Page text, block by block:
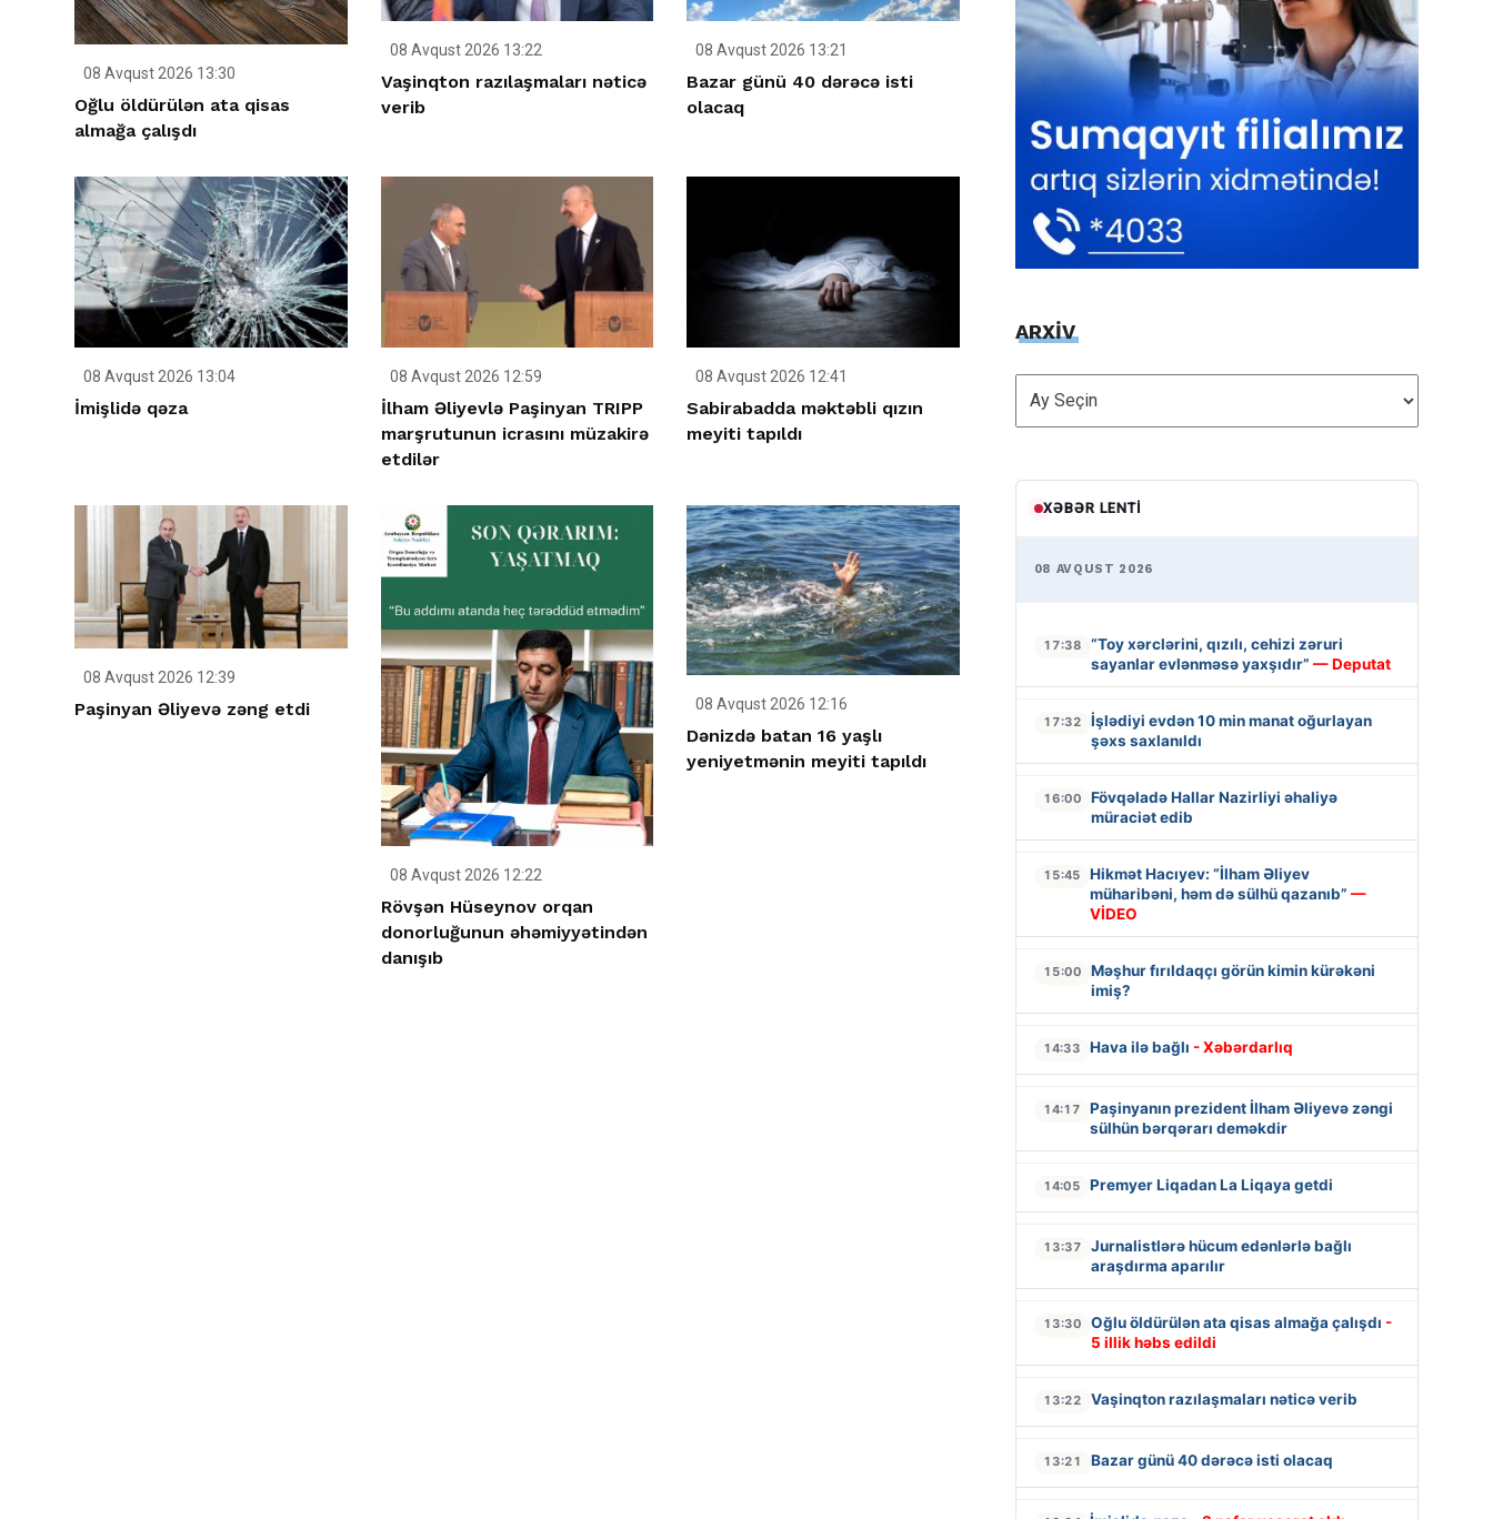
08 Avqust 2026 13:30
Oğlu öldürülən ata qisas
almağa çalışdı
08 Avqust 2026 13:22
Vaşinqton razılaşmaları nəticə
verib
08 Avqust 2026 13:21
Bazar günü 40 dərəcə isti
olacaq
08 Avqust 2026 13:04
İmişlidə qəza
08 Avqust 2026 12:59
İlham Əliyevlə Paşinyan TRIPP
marşrutunun icrasını müzakirə
etdilər
08 Avqust 2026 12:41
Sabirabadda məktəbli qızın
meyiti tapıldı
08 Avqust 2026 12:39
Paşinyan Əliyevə zəng etdi
08 Avqust 2026 12:22
Rövşən Hüseynov orqan
donorluğunun əhəmiyyətindən
danışıb
08 Avqust 2026 12:16
Dənizdə batan 16 yaşlı
yeniyetmənin meyiti tapıldı
ARXİV
ARXİV
XƏBƏR LENTI
08 AVQUST 2026
17:38
“Toy xərclərini, qızılı, cehizi zəruri
sayanlar evlənməsə yaxşıdır” — Deputat
17:32
İşlədiyi evdən 10 min manat oğurlayan
şəxs saxlanıldı
16:00
Fövqəladə Hallar Nazirliyi əhaliyə
müraciət edib
15:45
Hikmət Hacıyev: “İlham Əliyev
müharibəni, həm də sülhü qazanıb” —
VİDEO
15:00
Məşhur fırıldaqçı görün kimin kürəkəni
imiş?
14:33 Hava ilə bağlı - Xəbərdarlıq
14:17
Paşinyanın prezident İlham Əliyevə zəngi
sülhün bərqərarı deməkdir
14:05 Premyer Liqadan La Liqaya getdi
13:37
Jurnalistlərə hücum edənlərlə bağlı
araşdırma aparılır
13:30 Oğlu öldürülən ata qisas almağa çalışdı -
5 illik həbs edildi
13:22 Vaşinqton razılaşmaları nəticə verib
13:21 Bazar günü 40 dərəcə isti olacaq